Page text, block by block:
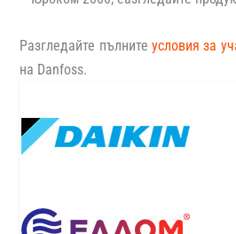
Разгледайте пълните условия за
на Danfoss.